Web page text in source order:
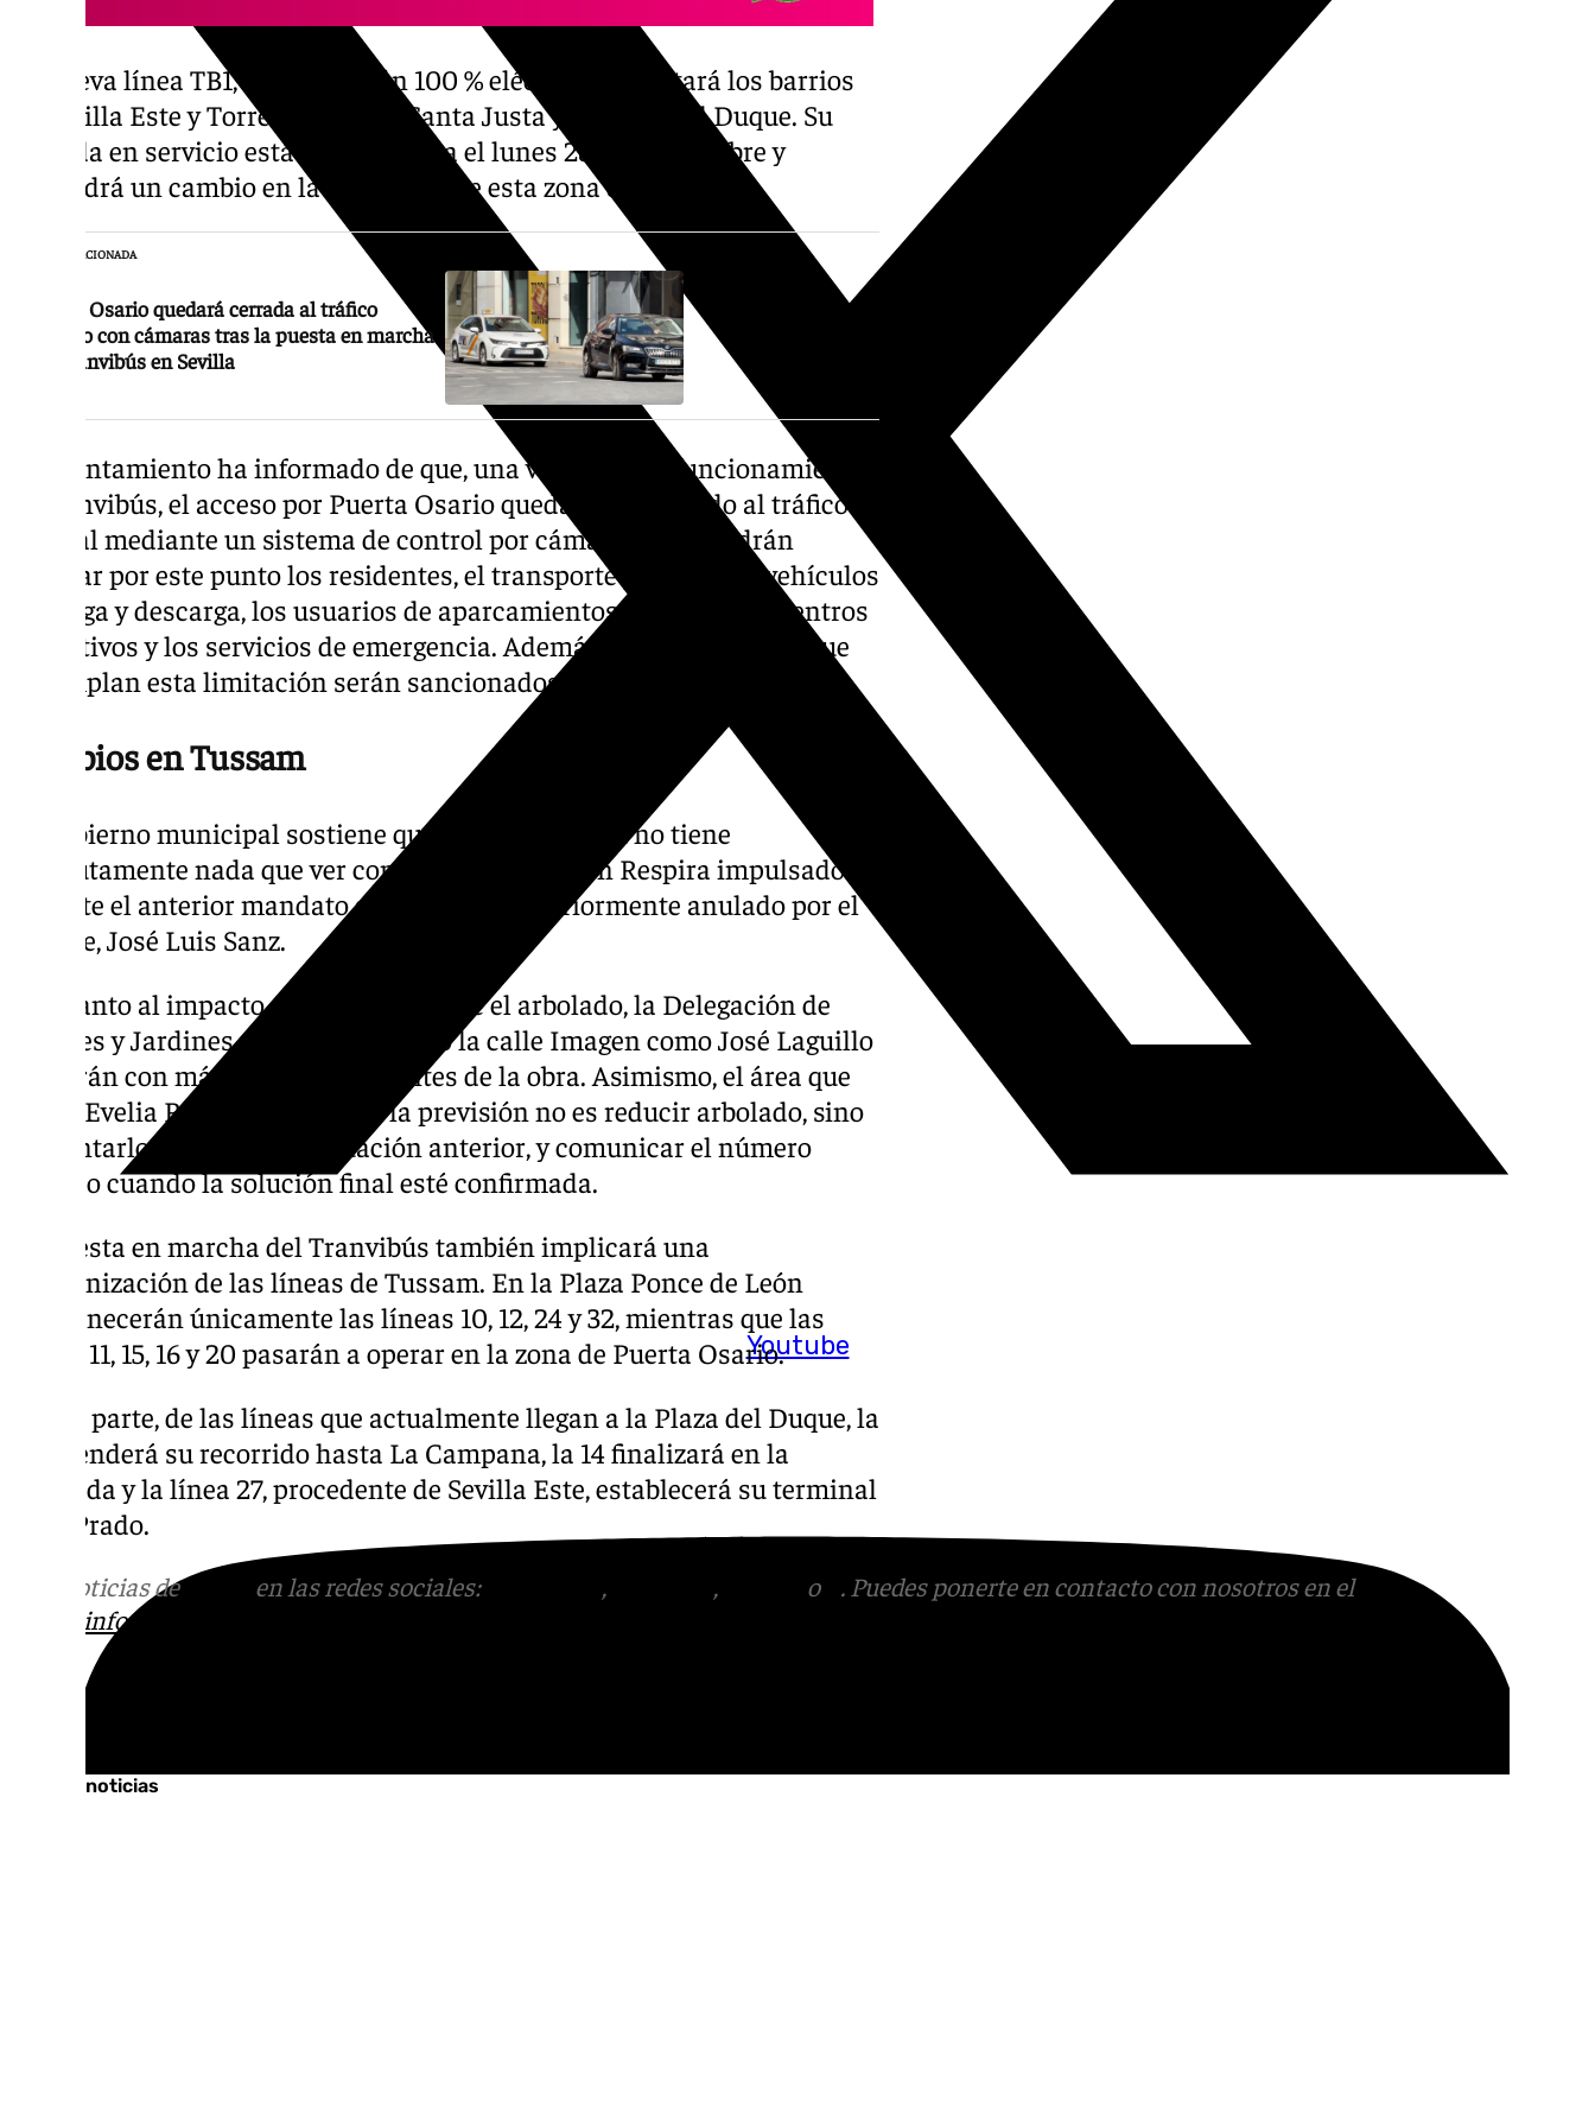
Youtube
La nueva línea TB1, de propulsión 100 % eléctrica, conectará los barrios
de Sevilla Este y Torreblanca con Santa Justa y la Plaza del Duque. Su
entrada en servicio está prevista para el lunes 28 de septiembre y
supondrá un cambio en la movilidad de esta zona de la ciudad.
NOTICIA RELACIONADA
Puerta Osario quedará cerrada al tráfico
privado con cámaras tras la puesta en marcha
del Tranvibús en Sevilla
El Ayuntamiento ha informado de que, una vez entre en funcionamiento
el Tranvibús, el acceso por Puerta Osario quedará restringido al tráfico
general mediante un sistema de control por cámaras. Solo podrán
circular por este punto los residentes, el transporte público, los vehículos
de carga y descarga, los usuarios de aparcamientos públicos, los centros
educativos y los servicios de emergencia. Además, los conductores que
incumplan esta limitación serán sancionados.
Cambios en Tussam
El Gobierno municipal sostiene que esta restricción no tiene
absolutamente nada que ver con un inicio del Plan Respira impulsado
durante el anterior mandato socialista y posteriormente anulado por el
alcalde, José Luis Sanz.
En cuanto al impacto de las obras sobre el arbolado, la Delegación de
Parques y Jardines asegura que tanto la calle Imagen como José Laguillo
contarán con más arbolado que antes de la obra. Asimismo, el área que
dirige Evelia Rincón afirma que la previsión no es reducir arbolado, sino
aumentarlo respecto a la situación anterior, y comunicar el número
cerrado cuando la solución final esté confirmada.
La puesta en marcha del Tranvibús también implicará una
reorganización de las líneas de Tussam. En la Plaza Ponce de León
permanecerán únicamente las líneas 10, 12, 24 y 32, mientras que las
líneas 11, 15, 16 y 20 pasarán a operar en la zona de Puerta Osario.
Por su parte, de las líneas que actualmente llegan a la Plaza del Duque, la
13 extenderá su recorrido hasta La Campana, la 14 finalizará en la
Alameda y la línea 27, procedente de Sevilla Este, establecerá su terminal
en el Prado.
Más noticias de101TV en las redes sociales: , , o
. Puedes ponerte en contacto con nosotros en el
informativos@101tv.es
Últimas noticias